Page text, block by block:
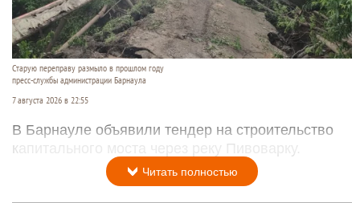
Старую переправу размыло в прошлом году
пресс-службы администрации Барнаула
7 августа 2026 в 22:55
В Барнауле объявили тендер на строительство
капитального моста через реку Пивоварку.
Читать полностью